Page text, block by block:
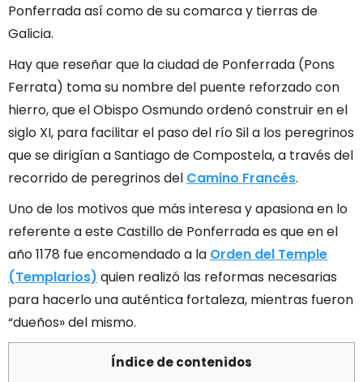
Ponferrada así como de su comarca y tierras de
Galicia.
Hay que reseñar que la ciudad de Ponferrada (Pons
Ferrata) toma su nombre del puente reforzado con
hierro, que el Obispo Osmundo ordenó construir en el
siglo XI, para facilitar el paso del río Sil a los peregrinos
que se dirigían a Santiago de Compostela, a través del
recorrido de peregrinos del Camino Francés.
Uno de los motivos que más interesa y apasiona en lo
referente a este Castillo de Ponferrada es que en el
año 1178 fue encomendado a la Orden del Temple
(Templarios) quien realizó las reformas necesarias
para hacerlo una auténtica fortaleza, mientras fueron
“dueños» del mismo.
Índice de contenidos